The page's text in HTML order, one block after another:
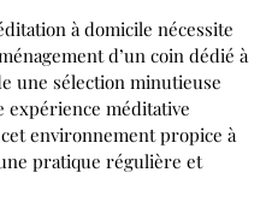
à domicile nécessite
d’un coin dédié à
une sélection minutieuse
expérience méditative
environnement propice à
pratique régulière et